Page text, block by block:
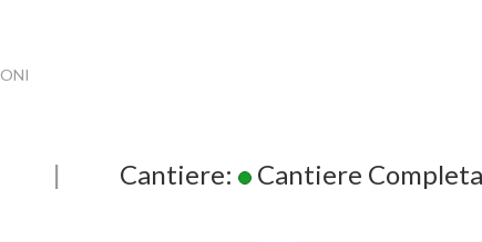
| Cantiere: Cantiere